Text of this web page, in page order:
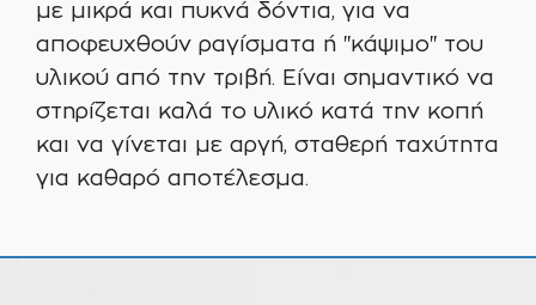
με μικρά και πυκνά δόντια, για να
αποφευχθούν ραγίσματα ή "κάψιμο" του
υλικού από την τριβή. Είναι σημαντικό να
στηρίζεται καλά το υλικό κατά την κοπή
και να γίνεται με αργή, σταθερή ταχύτητα
για καθαρό αποτέλεσμα.